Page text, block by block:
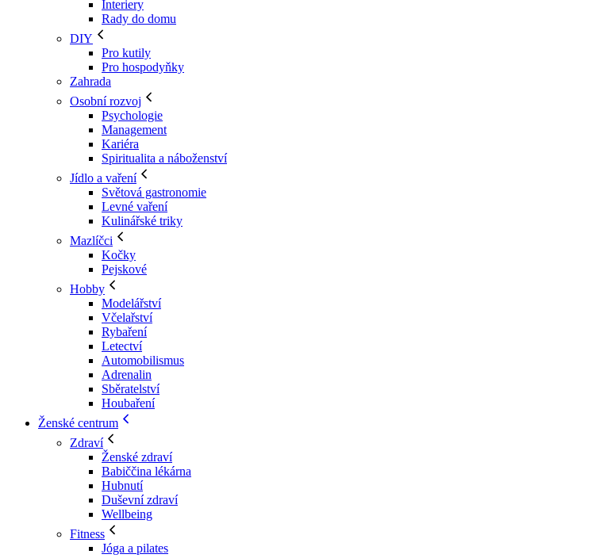
Interiery
Rady do domu
DIY
Pro kutily
Pro hospodyňky
Zahrada
Osobní rozvoj
Psychologie
Management
Kariéra
Spiritualita a náboženství
Jídlo a vaření
Světová gastronomie
Levné vaření
Kulinářské triky
Mazlíčci
Kočky
Pejskové
Hobby
Modelářství
Včelařství
Rybaření
Letectví
Automobilismus
Adrenalin
Sběratelství
Houbaření
Ženské centrum
Zdraví
Ženské zdraví
Babiččina lékárna
Hubnutí
Duševní zdraví
Wellbeing
Fitness
Jóga a pilates